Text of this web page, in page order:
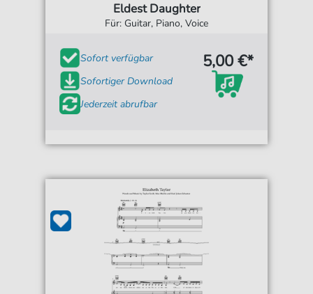
Eldest Daughter
Für: Guitar, Piano, Voice
Sofort verfügbar
Sofortiger Download
Jederzeit abrufbar
5,00 €*